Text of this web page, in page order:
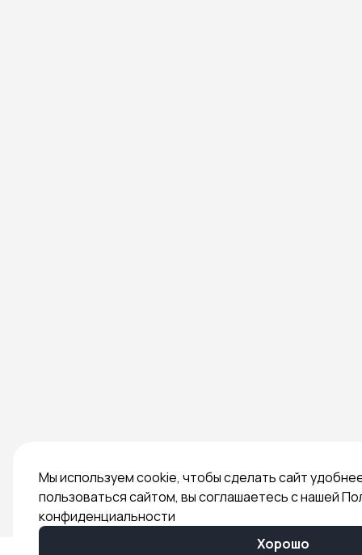
Мы используем cookie, чтобы сделать сайт
пользоваться сайтом, вы соглашаетесь с нашей
конфиденциальности
Хорошо